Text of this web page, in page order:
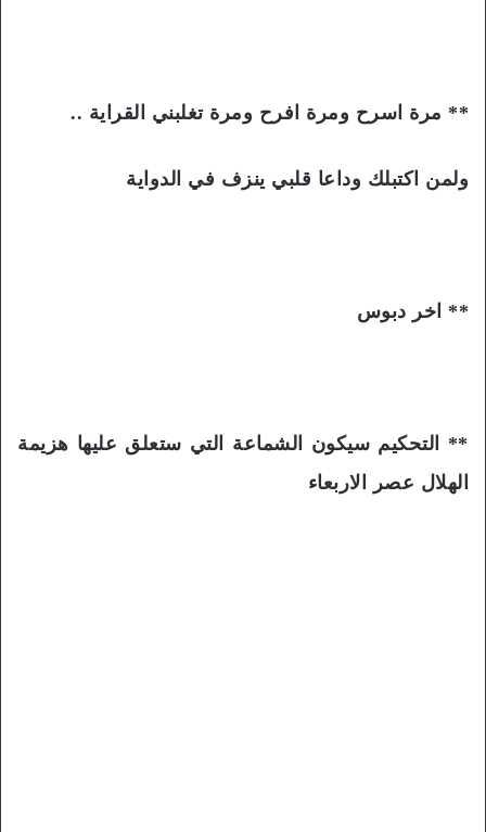
** مرة اسرح ومرة افرح ومرة تغلبني القراية ..
ولمن اكتبلك وداعا قلبي ينزف في الدواية
** اخر دبوس
** التحكيم سيكون الشماعة التي ستعلق عليها هزيمة
الهلال عصر الاربعاء